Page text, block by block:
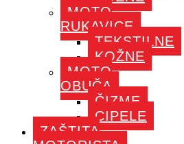
MOTO
RUKAVICE
TEKSTILNE
KOŽNE
MOTO
OBUČA
ČIZME
CIPELE
ZAŠTITA